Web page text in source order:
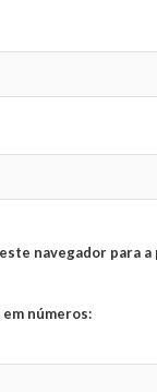
navegador para
números: